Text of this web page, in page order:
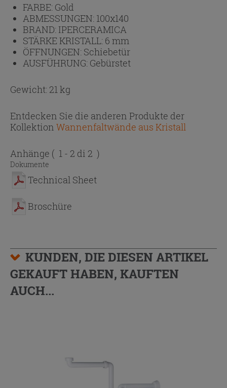
FARBE: Gold
ABMESSUNGEN: 100x140
BRAND: IPERCERAMICA
STÄRKE KRISTALL: 6 mm
ÖFFNUNGEN: Schiebetür
AUSFÜHRUNG: Gebürstet
Gewicht: 21 kg
Entdecken Sie die anderen Produkte der
Kollektion Wannenfaltwände aus Kristall
Anhänge ( 1 - 2 di 2 )
Dokumente
Technical Sheet
Broschüre
KUNDEN, DIE DIESEN ARTIKEL
GEKAUFT HABEN, KAUFTEN
AUCH...